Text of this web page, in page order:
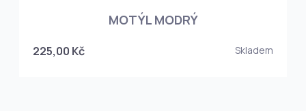
MOTÝL MODRÝ
225,00 Kč Skladem